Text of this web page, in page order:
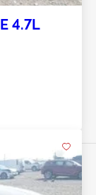
4.7L